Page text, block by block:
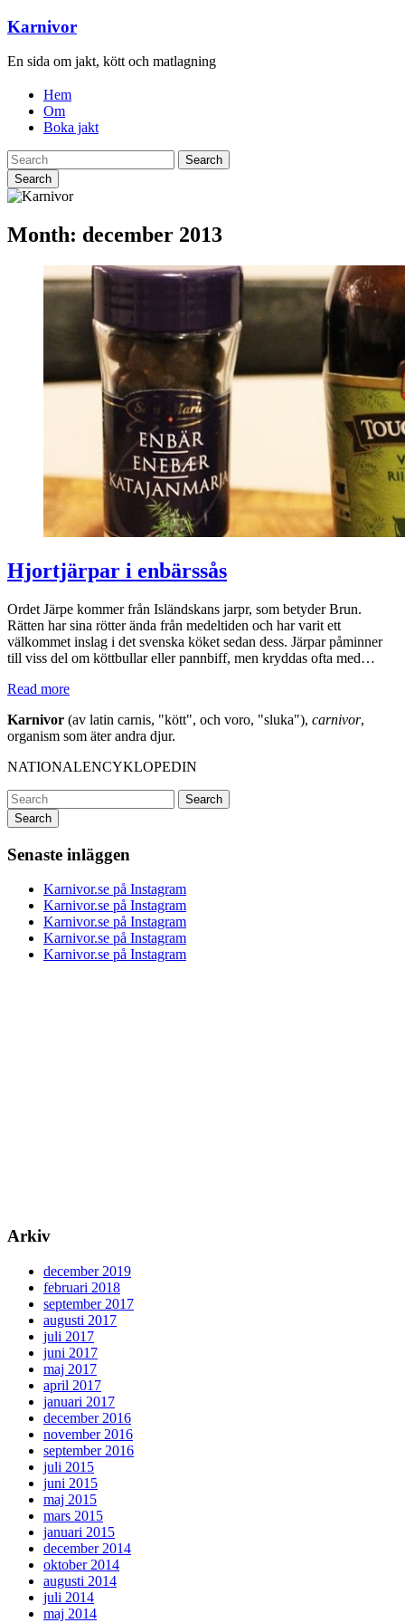
Karnivor
En sida om jakt, kött och matlagning
Hem
Om
Boka jakt
Search
Month: december 2013
Hjortjärpar i enbärssås
Ordet Järpe kommer från Isländskans jarpr, som betyder Brun.
Rätten har sina rötter ända från medeltiden och har varit ett
välkommet inslag i det svenska köket sedan dess. Järpar påminner
till viss del om köttbullar eller pannbiff, men kryddas ofta med…
Read more
Karnivor (av latin carnis, "kött", och voro, "sluka"), carnivor,
organism som äter andra djur.
NATIONALENCYKLOPEDIN
Search
Senaste inläggen
Karnivor.se på Instagram
Karnivor.se på Instagram
Karnivor.se på Instagram
Karnivor.se på Instagram
Karnivor.se på Instagram
Arkiv
december 2019
februari 2018
september 2017
augusti 2017
juli 2017
juni 2017
maj 2017
april 2017
januari 2017
december 2016
november 2016
september 2016
juli 2015
juni 2015
maj 2015
mars 2015
januari 2015
december 2014
oktober 2014
augusti 2014
juli 2014
maj 2014